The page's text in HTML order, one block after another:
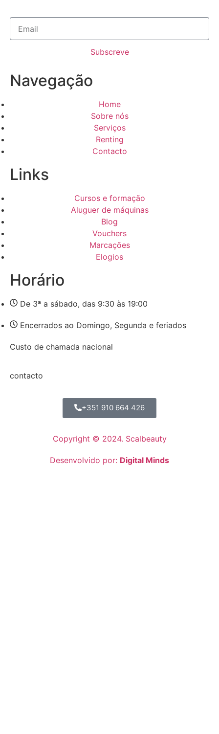
Subscreve
Navegação
Home
Sobre nós
Serviços
Renting
Contacto
Links
Cursos e formação
Aluguer de máquinas
Blog
Vouchers
Marcações
Elogios
Horário
De 3ª a sábado, das 9:30 às 19:00
Encerrados ao Domingo, Segunda e feriados
Custo de chamada nacional
contacto
+351 910 664 426
Copyright © 2024. Scalbeauty
Desenvolvido por: Digital Minds